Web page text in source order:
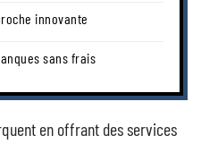
innovante
sans frais
en offrant des services